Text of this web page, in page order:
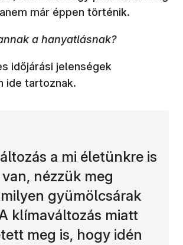
már éppen történik.
a hanyatlásnak?
időjárási jelenségek
ide tartoznak.
a mi életünkre is
nézzük meg
gyümölcsárak
klímaváltozás miatt
meg is, hogy idén